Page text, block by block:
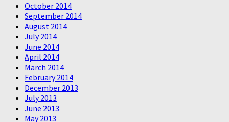
October 2014
September 2014
August 2014
July 2014
June 2014
April 2014
March 2014
February 2014
December 2013
July 2013
June 2013
May 2013